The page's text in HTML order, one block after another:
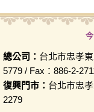
總公司： 台北市忠孝
5779 / Fax：886-2-
復興門市： 台北市忠
2279